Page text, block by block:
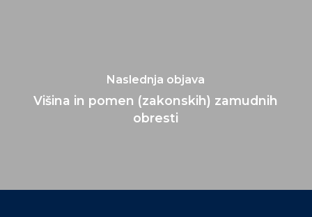
Naslednja objava
Višina in pomen (zakonskih) zamudnih
obresti